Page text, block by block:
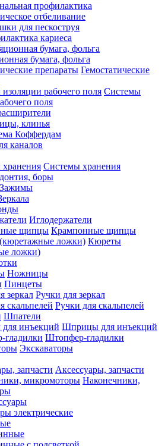
профилактика
отбеливание
для пескоструя
кариеса
бумага, фольга
Гемостатические
Системы
поля
клинья
Коффердам
каналов
Системы хранения
боры
Зажимы
Иглодержатели
Крампонные щипцы
Кюреты
ложки)
Ножницы
Пинцеты
Ручки для зеркал
Ручки для скальпелей
Шпатели
Шприцы для инъекций
Штопфер-гладилки
Экскаваторы
Аксессуары, запчасти
Наконечники,
электрические